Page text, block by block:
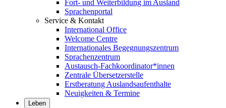
Fort- und Weiterbildung im Ausland
Sprachenportal
Service & Kontakt
International Office
Welcome Centre
Internationales Begegnungszentrum
Sprachenzentrum
Austausch-Fachkoordinator*innen
Zentrale Übersetzerstelle
Erstberatung Auslandsaufenthalte
Neuigkeiten & Termine
Leben